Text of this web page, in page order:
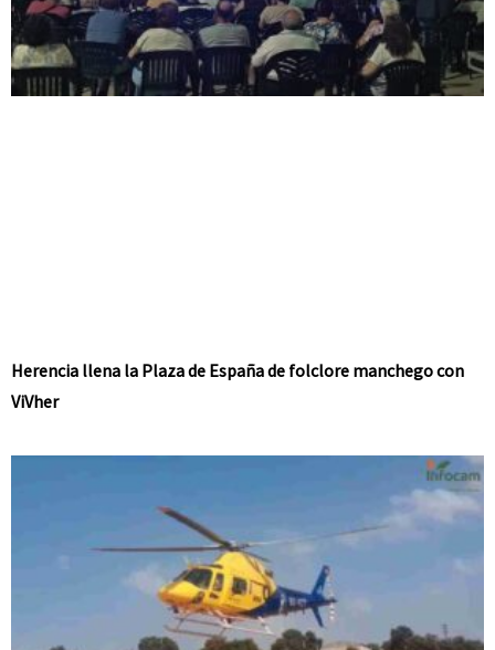
Herencia llena la Plaza de España de folclore manchego con
ViVher